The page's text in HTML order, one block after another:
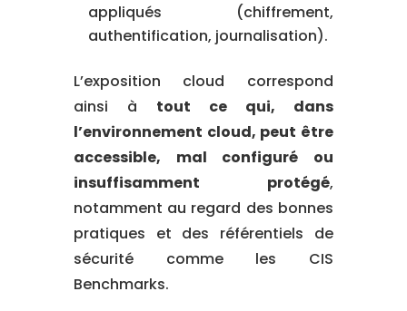
appliqués (chiffrement,
authentification, journalisation).
L’exposition cloud correspond
ainsi à tout ce qui, dans
l’environnement cloud, peut être
accessible, mal configuré ou
insuffisamment protégé,
notamment au regard des bonnes
pratiques et des référentiels de
sécurité comme les CIS
Benchmarks.